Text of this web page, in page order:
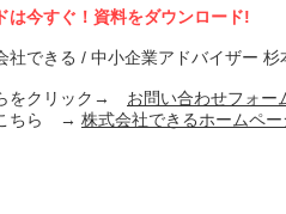
は今すぐ！資料をダウンロード!
社できる / 中小企業アドバイザー 杉
をクリック→ お問い合わせフォー
ちら → 株式会社できるホームペー